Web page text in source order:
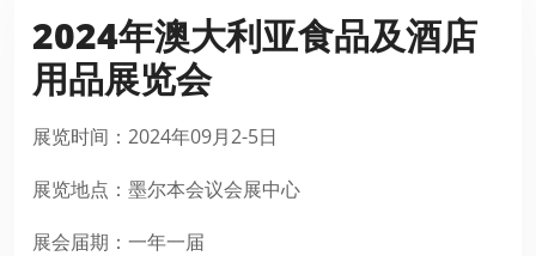
2024年澳大利亚食品及酒店
用品展览会
展览时间 ： 2024年09月2-5日
展览地点：墨尔本会议会展中心
展会届期：一年一届